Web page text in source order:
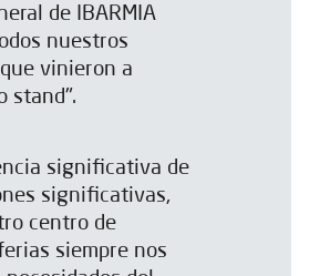
de IBARMIA
nuestros
vinieron a
stand".
significativa de
significativas,
centro de
siempre nos